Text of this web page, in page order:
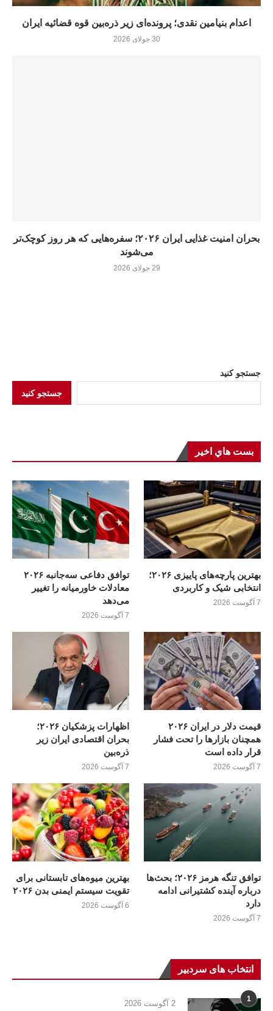
اعدام بنیامین نقدی؛ پرونده‌ای زیر ذره‌بین قوه قضائیه ایران
30 جولای 2026
بحران امنیت غذایی ایران ۲۰۲۶؛ سفره‌هایی که هر روز کوچک‌تر
می‌شوند
29 جولای 2026
جستجو کنید
جستجو کنید
بست هاي اخير
بهترین پارچه‌های پاییزی ۲۰۲۶؛
انتخابی شیک و کاربردی
7 آگوست 2026
توافق دفاعی سه‌جانبه ۲۰۲۶
معادلات خاورمیانه را تغییر
می‌دهد
7 آگوست 2026
قیمت دلار در ایران ۲۰۲۶
همچنان بازارها را تحت فشار
قرار داده است
7 آگوست 2026
اظهارات پزشکیان ۲۰۲۶؛
بحران اقتصادی ایران زیر
ذره‌بین
7 آگوست 2026
توافق تنگه هرمز ۲۰۲۶؛ بحث‌ها
درباره آینده کشتیرانی ادامه
دارد
7 آگوست 2026
بهترین میوه‌های تابستانی برای
تقویت سیستم ایمنی بدن ۲۰۲۶
6 آگوست 2026
انتخاب های سردبیر
1 2 آگوست 2026